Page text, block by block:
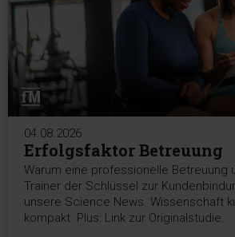
04.08.2026
Erfolgsfaktor Betreuung
Warum eine professionelle Betreuung
Trainer der Schlüssel zur
unsere Science News. Wissenschaft
kompakt. Plus: Link zur Originalstudie.